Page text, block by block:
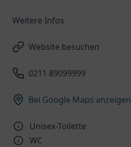
Weitere Infos
Website besuchen
0211 89099999
Bei Google Maps anzeigen
Unisex-Toilette
WC